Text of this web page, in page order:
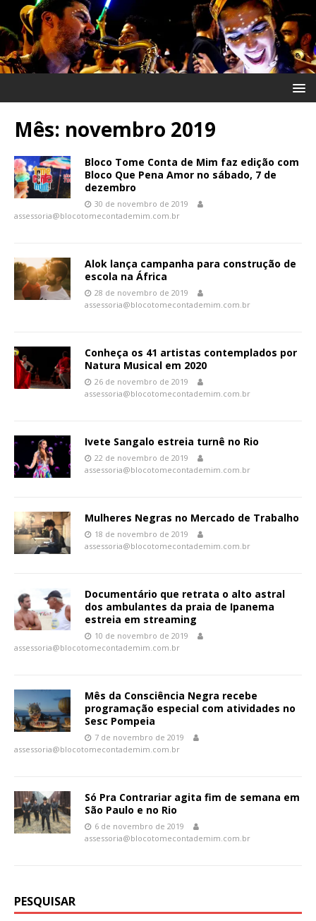
Mês: novembro 2019
Bloco Tome Conta de Mim faz edição com
Bloco Que Pena Amor no sábado, 7 de
dezembro
30 de novembro de 2019
assessoria@blocotomecontademim.com.br
Alok lança campanha para construção de
escola na África
28 de novembro de 2019
assessoria@blocotomecontademim.com.br
Conheça os 41 artistas contemplados por
Natura Musical em 2020
26 de novembro de 2019
assessoria@blocotomecontademim.com.br
Ivete Sangalo estreia turnê no Rio
22 de novembro de 2019
assessoria@blocotomecontademim.com.br
Mulheres Negras no Mercado de Trabalho
18 de novembro de 2019
assessoria@blocotomecontademim.com.br
Documentário que retrata o alto astral
dos ambulantes da praia de Ipanema
estreia em streaming
10 de novembro de 2019
assessoria@blocotomecontademim.com.br
Mês da Consciência Negra recebe
programação especial com atividades no
Sesc Pompeia
7 de novembro de 2019
assessoria@blocotomecontademim.com.br
Só Pra Contrariar agita fim de semana em
São Paulo e no Rio
6 de novembro de 2019
assessoria@blocotomecontademim.com.br
PESQUISAR